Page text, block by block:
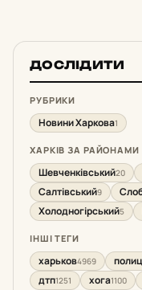
ДОСЛІДИТИ
РУБРИКИ
Новини Харкова1
ХАРКІВ ЗА РАЙОНАМИ
Шевченківський20
Салтівський9
Холодногірський5
ІНШІ ТЕГИ
харьков4969
дтп1251 хога1100